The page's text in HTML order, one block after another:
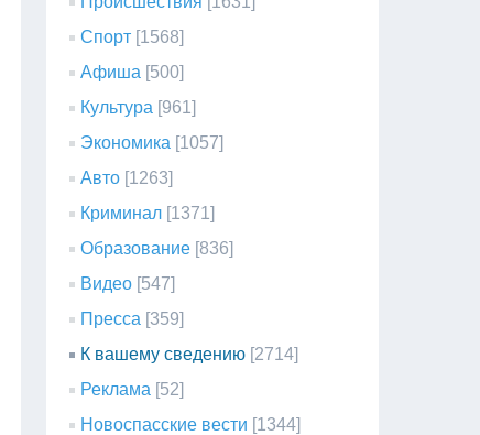
Спорт [1568]
Афиша [500]
Культура [961]
Экономика [1057]
Авто [1263]
Криминал [1371]
Образование [836]
Видео [547]
Пресса [359]
К вашему сведению [2714]
Реклама [52]
Новоспасские вести [1344]